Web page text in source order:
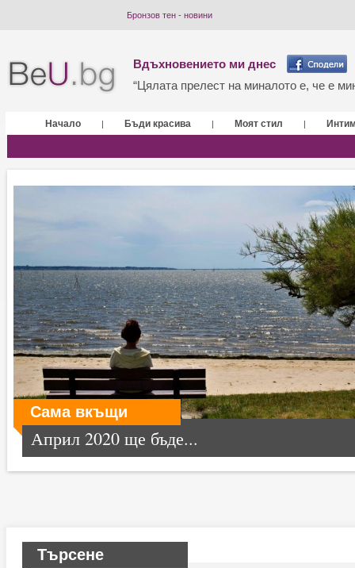
Бронзов тен - новини
Вдъхновението ми днес
“Цялата прелест на миналото е, че е
Начало | Бъди красива | Моят стил |
Сама вкъщи
Април 2020 ще бъде...
Търсене